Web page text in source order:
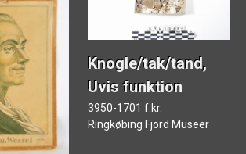
Knogle/tak/tand,
Uvis funktion
3950-1701 f.kr.
Ringkøbing Fjord Museer